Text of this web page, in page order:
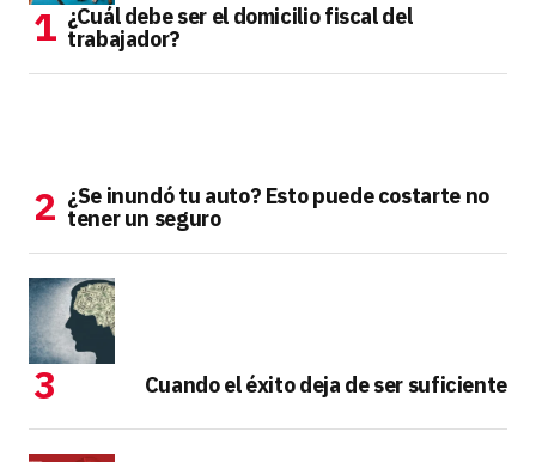
¿Cuál debe ser el domicilio fiscal del
trabajador?
¿Se inundó tu auto? Esto puede costarte no
tener un seguro
Cuando el éxito deja de ser suficiente